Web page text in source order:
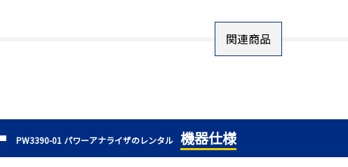
関連商品
PW3390-01 パワーアナライザのレンタル 機器仕様